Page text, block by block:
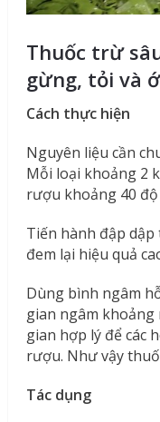
Thuốc trừ
gừng, tỏi và
Cách thực hiện
Nguyên liệu cần
Mỗi loại khoảng 2
rượu khoảng 40 độ
Tiến hành đập
đem lại hiệu quả
Dùng bình ngâm
gian ngâm
gian hợp lý để các
rượu. Như vậy
Tác dụng